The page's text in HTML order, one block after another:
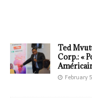
Ted
Corp.: «
February